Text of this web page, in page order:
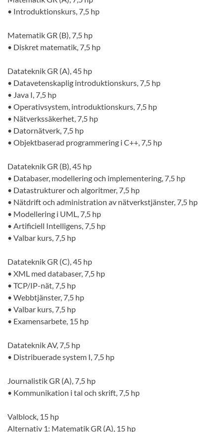
• Introduktionskurs, 7,5 hp
Matematik GR (B), 7,5 hp
• Diskret matematik, 7,5 hp
Datateknik GR (A), 45 hp
• Datavetenskaplig introduktionskurs, 7,5 hp
• Java I, 7,5 hp
• Operativsystem, introduktionskurs, 7,5 hp
• Nätverkssäkerhet, 7,5 hp
• Datornätverk, 7,5 hp
• Objektbaserad programmering i C++, 7,5 hp
Datateknik GR (B), 45 hp
• Databaser, modellering och implementering, 7,5 hp
• Datastrukturer och algoritmer, 7,5 hp
• Nätdrift och administration av nätverkstjänster, 7,5 hp
• Modellering i UML, 7,5 hp
• Artificiell Intelligens, 7,5 hp
• Valbar kurs, 7,5 hp
Datateknik GR (C), 45 hp
• XML med databaser, 7,5 hp
• TCP/IP-nät, 7,5 hp
• Webbtjänster, 7,5 hp
• Valbar kurs, 7,5 hp
• Examensarbete, 15 hp
Datateknik AV, 7,5 hp
• Distribuerade system I, 7,5 hp
Journalistik GR (A), 7,5 hp
• Kommunikation i tal och skrift, 7,5 hp
Valblock, 15 hp
Alternativ 1: Matematik GR (A), 15 hp